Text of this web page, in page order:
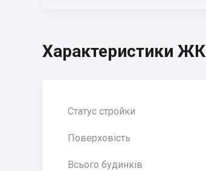
Характеристики ЖК
Статус стройки
Поверховість
Всього будинків